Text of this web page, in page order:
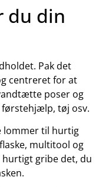
du din
Pak det
centreret for at
poser og
tøj osv.
lommer til hurtig
multitool og
hurtigt gribe det, du